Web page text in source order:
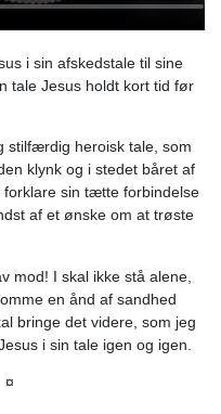
i sin afskedstale til sine
tale Jesus holdt kort tid før
stilfærdig heroisk tale, som
klynk og i stedet båret af
sin tætte forbindelse
af et ønske om at trøste
mod! I skal ikke stå alene,
en ånd af sandhed
bringe det videre, som jeg
i sin tale igen og igen.
¤